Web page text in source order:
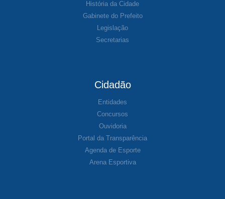
História da Cidade
Gabinete do Prefeito
Legislação
Secretarias
Cidadão
Entidades
Concursos
Ouvidoria
Portal da Transparência
Agenda de Esporte
Arena Esportiva